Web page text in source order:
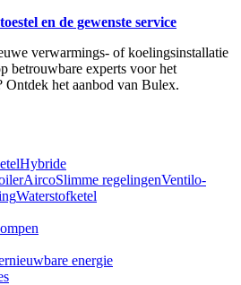
en de gewenste service
verwarmings- of koelingsinstallatie
betrouwbare experts voor het
Ontdek het aanbod van Bulex.
Hybride
AircoSlimme regelingenVentilo-
Waterstofketel
energie